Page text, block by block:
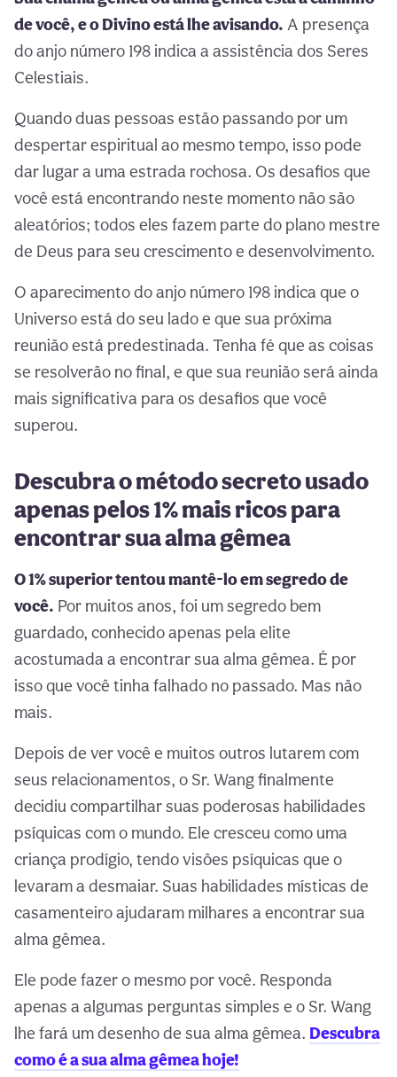
de você, e o Divino está lhe avisando. A presença
do anjo número 198 indica a assistência dos Seres
Celestiais.
Quando duas pessoas estão passando por um
despertar espiritual ao mesmo tempo, isso pode
dar lugar a uma estrada rochosa. Os desafios que
você está encontrando neste momento não são
aleatórios; todos eles fazem parte do plano mestre
de Deus para seu crescimento e desenvolvimento.
O aparecimento do anjo número 198 indica que o
Universo está do seu lado e que sua próxima
reunião está predestinada. Tenha fé que as coisas
se resolverão no final, e que sua reunião será ainda
mais significativa para os desafios que você
superou.
Descubra o método secreto usado
apenas pelos 1% mais ricos para
encontrar sua alma gêmea
O 1% superior tentou mantê-lo em segredo de
você. Por muitos anos, foi um segredo bem
guardado, conhecido apenas pela elite
acostumada a encontrar sua alma gêmea. É por
isso que você tinha falhado no passado. Mas não
mais.
Depois de ver você e muitos outros lutarem com
seus relacionamentos, o Sr. Wang finalmente
decidiu compartilhar suas poderosas habilidades
psíquicas com o mundo. Ele cresceu como uma
criança prodígio, tendo visões psíquicas que o
levaram a desmaiar. Suas habilidades místicas de
casamenteiro ajudaram milhares a encontrar sua
alma gêmea.
Ele pode fazer o mesmo por você. Responda
apenas a algumas perguntas simples e o Sr. Wang
lhe fará um desenho de sua alma gêmea. Descubra
como é a sua alma gêmea hoje!